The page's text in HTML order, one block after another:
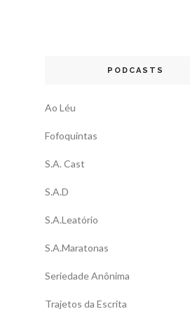
PODCASTS
Ao Léu
Fofoquintas
S.A. Cast
S.A.D
S.A.Leatório
S.A.Maratonas
Seriedade Anônima
Trajetos da Escrita